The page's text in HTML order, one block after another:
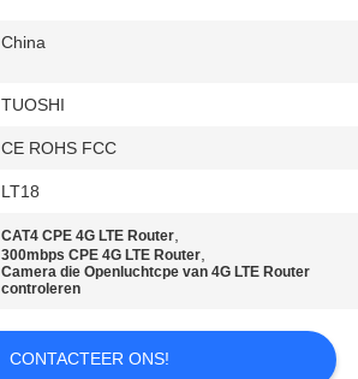
China
TUOSHI
CE ROHS FCC
LT18
CAT4 CPE 4G LTE Router,
300mbps CPE 4G LTE Router,
Camera die Openluchtcpe van 4G LTE Router
controleren
CONTACTEER ONS!